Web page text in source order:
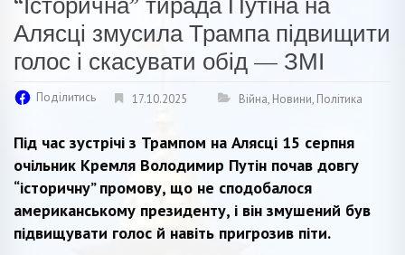
Алясці змусила Трампа підвищити
голос і скасувати обід — ЗМІ
Поділитись 17.10.2025 Війна, Новини, Політика
Під час зустрічі з Трампом на Алясці 15 серпня
очільник Кремля Володимир Путін почав довгу
“історичну” промову, що не сподобалося
американському президенту, і він змушений був
підвищувати голос й навіть пригрозив піти.